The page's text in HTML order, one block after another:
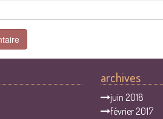
archives
juin 2018
février 2017